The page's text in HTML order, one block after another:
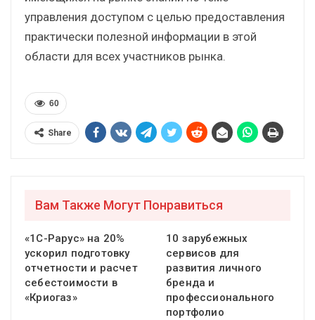
управления доступом с целью предоставления
практически полезной информации в этой
области для всех участников рынка.
60
Share
Вам Также Могут Понравиться
«1С-Рарус» на 20%
ускорил подготовку
отчетности и расчет
себестоимости в
«Криогаз»
10 зарубежных
сервисов для
развития личного
бренда и
профессионального
портфолио